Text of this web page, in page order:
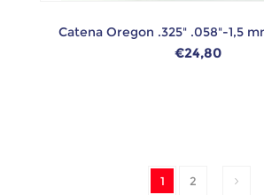
Catena Oregon .325" .058"-1,5
€24,80
1 2